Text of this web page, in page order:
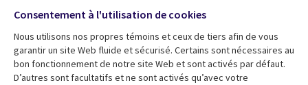
Fusions
Ressources Support
Social
Media
FRANCE
Consentement à l'utilisation de cookies
Nous utilisons nos propres témoins et ceux de tiers afin de vous
garantir un site Web fluide et sécurisé. Certains sont nécessaires au
bon fonctionnement de notre site Web et sont activés par défaut.
D’autres sont facultatifs et ne sont activés qu’avec votre